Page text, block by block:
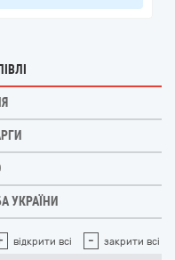
УКРАЇНИ
відкрити всі - закрити всі